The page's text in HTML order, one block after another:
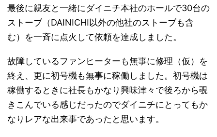
最後に親友と一緒にダイニチ本社のホールで30台の
ストーブ（DAINICHI以外の他社のストーブも含
む）を一斉に点火して依頼を達成しました。
故障しているファンヒーターも無事に修理（仮）を
終え、更に初号機も無事に稼働しました。初号機は
稼働するときに社長もかなり興味津々で後ろから覗
きこんでいる感じだったのでダイニチにとってもか
なりレアな出来事であったと思います。